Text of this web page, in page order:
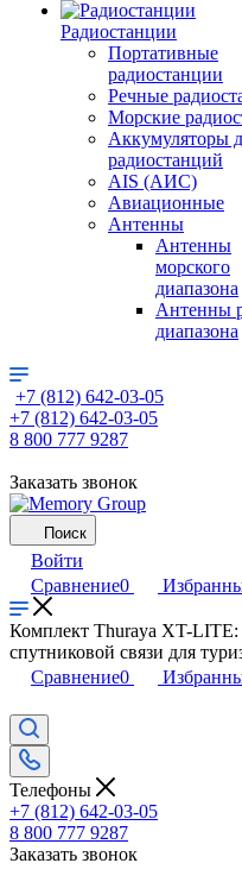
Радиостанции
Портативные
радиостанции
Речные
Морские
Аккумуляторы
радиостанций
AIS (АИС)
Авиационные
Антенны
Антенны
морского
диапазона
Антенны
диапазона
+7 (812) 642-03-05
+7 (812) 642-03-05
8 800 777 9287
Заказать звонок
Поиск
Войти
Сравнение0
Комплект Thuraya XT-
спутниковой связи для
Сравнение0
Телефоны
+7 (812) 642-03-05
8 800 777 9287
Заказать звонок